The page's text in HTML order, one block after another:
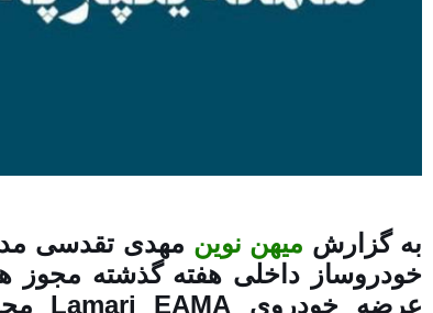
به گزارش میهن نوین
خودروساز داخلی هفته گذشته مجوز